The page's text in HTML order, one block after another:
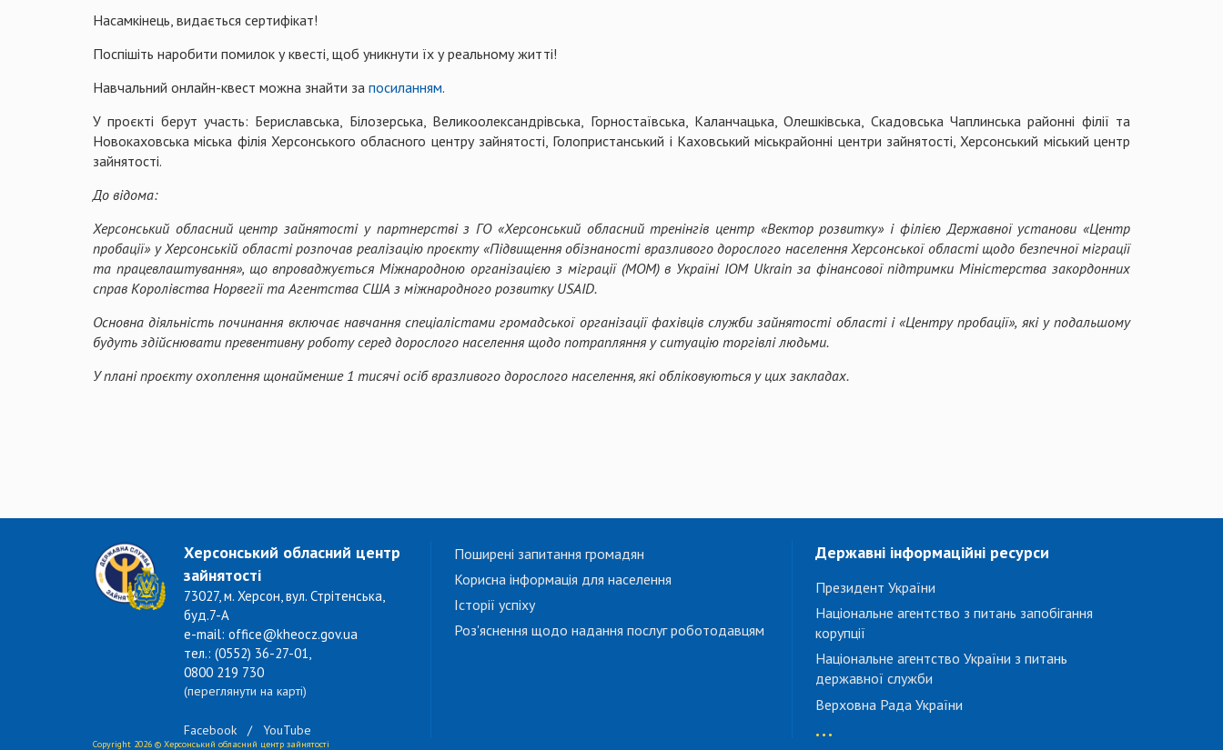
Насамкінець, видається сертифікат!
Поспішіть наробити помилок у квесті, щоб уникнути їх у реальному житті!
Навчальний онлайн-квест можна знайти за посиланням.
У проєкті берут участь: Бериславська, Білозерська, Великоолександрівська, Горностаївська, Каланчацька, Олешківська, Скадовська Чаплинська районні філії та
Новокаховська міська філія Херсонського обласного центру зайнятості, Голопристанський і Каховський міськрайонні центри зайнятості, Херсонський міський центр
зайнятості.
До відома:
Херсонський обласний центр зайнятості у партнерстві з ГО «Херсонський обласний тренінгів центр «Вектор розвитку» і філією Державної установи «Центр
пробації» у Херсонській області розпочав реалізацію проєкту «Підвищення обізнаності вразливого дорослого населення Херсонської області щодо безпечної міграції
та працевлаштування», що впроваджується Міжнародною організацією з міграції (МОМ) в Україні IOM Ukrain за фінансової підтримки Міністерства закордонних
справ Королівства Норвегії та Агентства США з міжнародного розвитку USAID.
Основна діяльність починання включає навчання спеціалістами громадської організації фахівців служби зайнятості області і «Центру пробації», які у подальшому
будуть здійснювати превентивну роботу серед дорослого населення щодо потрапляння у ситуацію торгівлі людьми.
У плані проєкту охоплення щонайменше 1 тисячі осіб вразливого дорослого населення, які обліковуються у цих закладах.
Херсонський обласний центр
зайнятості
73027, м. Херсон, вул. Стрітенська,
буд.7-А
e-mail: office@kheocz.gov.ua
тел.: (0552) 36-27-01,
0800 219 730
(переглянути на карті)
Facebook / YouTube
Поширені запитання громадян
Корисна інформація для населення
Історії успіху
Роз'яснення щодо надання послуг роботодавцям
Державні інформаційні ресурси
Президент України
Національне агентство з питань запобігання
корупції
Національне агентство України з питань
державної служби
Верховна Рада України
...
Copyright 2026 © Херсонський обласний центр зайнятості